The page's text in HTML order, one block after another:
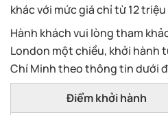
khác với mức giá chỉ từ 12
Hành khách vui lòng tham
London một chiều, khởi hành
Chí Minh theo thông tin dưới
Điểm khởi hành